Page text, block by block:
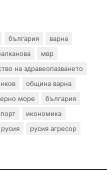
българия
варна
мвр
на здравеопазването
община варна
море
българия
икономика
русия
русия агресор